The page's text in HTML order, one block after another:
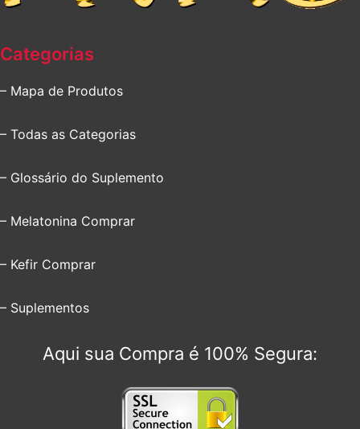
Categorias
– Mapa de Produtos
– Todas as Categorias
– Glossário do Suplemento
– Melatonina Comprar
– Kefir Comprar
– Suplementos
Aqui sua Compra é 100% Segura: